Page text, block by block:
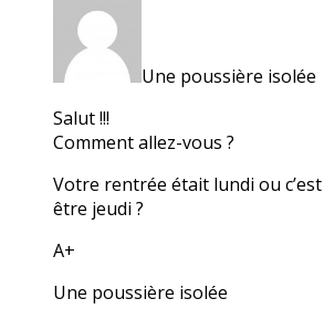
Une poussière isolée
Salut !!!
Comment allez-vous ?
Votre rentrée était lundi ou
être jeudi ?
A+
Une poussière isolée